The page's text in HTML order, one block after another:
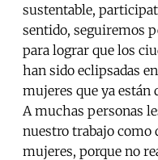
sustentable,
sentido, seguiremos
para lograr que los
han sido eclipsadas
mujeres que ya están
A muchas personas
nuestro trabajo como
mujeres, porque no